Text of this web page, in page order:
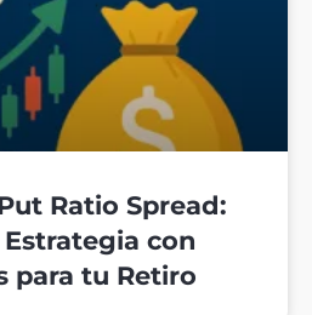
Ratio Spread:
con
para tu Retiro